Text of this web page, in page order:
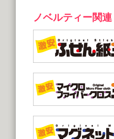
ノベルティー関連